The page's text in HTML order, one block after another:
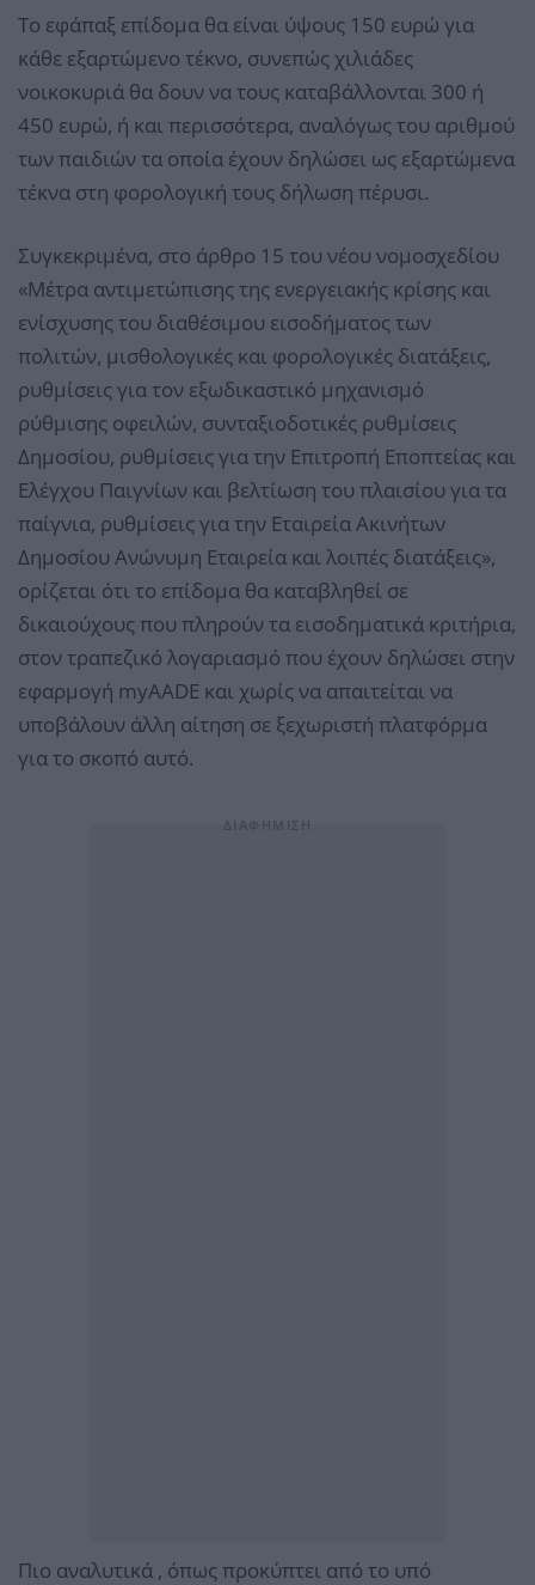
Το εφάπαξ επίδομα θα είναι ύψους 150 ευρώ για
κάθε εξαρτώμενο τέκνο, συνεπώς χιλιάδες
νοικοκυριά θα δουν να τους καταβάλλονται 300 ή
450 ευρώ, ή και περισσότερα, αναλόγως του αριθμού
των παιδιών τα οποία έχουν δηλώσει ως εξαρτώμενα
τέκνα στη φορολογική τους δήλωση πέρυσι.
Συγκεκριμένα, στο άρθρο 15 του νέου νομοσχεδίου
«Mέτρα αντιμετώπισης της ενεργειακής κρίσης και
ενίσχυσης του διαθέσιμου εισοδήματος των
πολιτών, μισθολογικές και φορολογικές διατάξεις,
ρυθμίσεις για τον εξωδικαστικό μηχανισμό
ρύθμισης οφειλών, συνταξιοδοτικές ρυθμίσεις
Δημοσίου, ρυθμίσεις για την Επιτροπή Εποπτείας και
Ελέγχου Παιγνίων και βελτίωση του πλαισίου για τα
παίγνια, ρυθμίσεις για την Εταιρεία Ακινήτων
Δημοσίου Ανώνυμη Εταιρεία και λοιπές διατάξεις»,
ορίζεται ότι το επίδομα θα καταβληθεί σε
δικαιούχους που πληρούν τα εισοδηματικά κριτήρια,
στον τραπεζικό λογαριασμό που έχουν δηλώσει στην
εφαρμογή myAADE και χωρίς να απαιτείται να
υποβάλουν άλλη αίτηση σε ξεχωριστή πλατφόρμα
για το σκοπό αυτό.
Πιο αναλυτικά , όπως προκύπτει από το υπό